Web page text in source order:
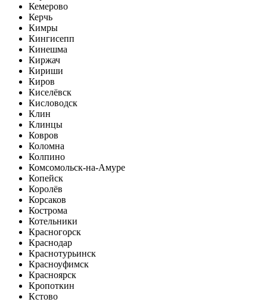
Кемерово
Керчь
Кимры
Кингисепп
Кинешма
Киржач
Кириши
Киров
Киселёвск
Кисловодск
Клин
Клинцы
Ковров
Коломна
Колпино
Комсомольск-на-Амуре
Копейск
Королёв
Корсаков
Кострома
Котельники
Красногорск
Краснодар
Краснотурьинск
Красноуфимск
Красноярск
Кропоткин
Кстово